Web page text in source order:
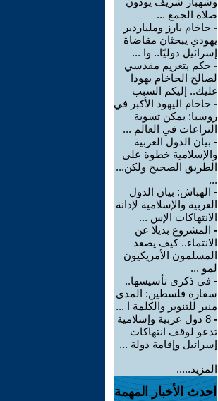
صلاة الجمع ...
- حاخام بارز وملياردير
يهودي يبحثان مقاضاة
إسرائيل دوليًا.. وا ...
- حكم بتغريم مقدسي
لصالح الحاخام يهودا
غليك.. إليكم السبب
- حاخام اليهود الأكبر في
روسيا: يمكن تسوية
النزاعات في العالم ...
- بيان الدول العربية
والإسلامية خطوة على
الطريق الصحيح ولكن...
...
- الهباش: بيان الدول
العربية والإسلامية لإدانة
الانتهاكات الإس ...
- المشروع بديلا عن
الانتماء.. كيف يصعد
المسلمون الأمريكيون
لمو ...
- في ذكرى تأسيسها..
سفارة فلسطين: المدى
منبر للتنوير والكلمة ا ...
-
8 دول عربية وإسلامية
تدعو لوقف انتهاكات
إسرائيل وإقامة دولة ...
المزيد.....
احدث الأخبار المهمة